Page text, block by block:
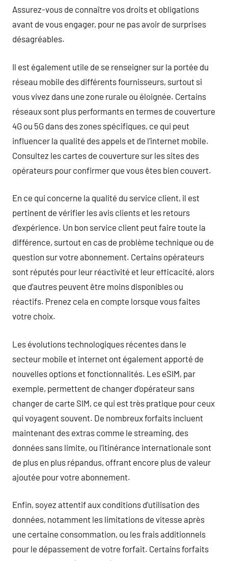
Assurez-vous de connaître vos droits et obligations
avant de vous engager, pour ne pas avoir de surprises
désagréables.
Il est également utile de se renseigner sur la portée du
réseau mobile des différents fournisseurs, surtout si
vous vivez dans une zone rurale ou éloignée. Certains
réseaux sont plus performants en termes de couverture
4G ou 5G dans des zones spécifiques, ce qui peut
influencer la qualité des appels et de l’internet mobile.
Consultez les cartes de couverture sur les sites des
opérateurs pour confirmer que vous êtes bien couvert.
En ce qui concerne la qualité du service client, il est
pertinent de vérifier les avis clients et les retours
d’expérience. Un bon service client peut faire toute la
différence, surtout en cas de problème technique ou de
question sur votre abonnement. Certains opérateurs
sont réputés pour leur réactivité et leur efficacité, alors
que d’autres peuvent être moins disponibles ou
réactifs. Prenez cela en compte lorsque vous faites
votre choix.
Les évolutions technologiques récentes dans le
secteur mobile et internet ont également apporté de
nouvelles options et fonctionnalités. Les eSIM, par
exemple, permettent de changer d’opérateur sans
changer de carte SIM, ce qui est très pratique pour ceux
qui voyagent souvent. De nombreux forfaits incluent
maintenant des extras comme le streaming, des
données sans limite, ou l’itinérance internationale sont
de plus en plus répandus, offrant encore plus de valeur
ajoutée pour votre abonnement.
Enfin, soyez attentif aux conditions d’utilisation des
données, notamment les limitations de vitesse après
une certaine consommation, ou les frais additionnels
pour le dépassement de votre forfait. Certains forfaits